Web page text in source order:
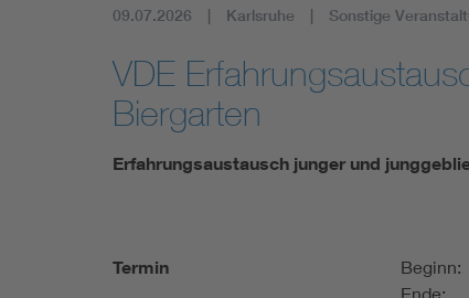
09.07.2026 Karlsruhe Sonstige
VDE
Biergarten
Erfahrungsaustausch junger und
Termin Beginn:
Ende: